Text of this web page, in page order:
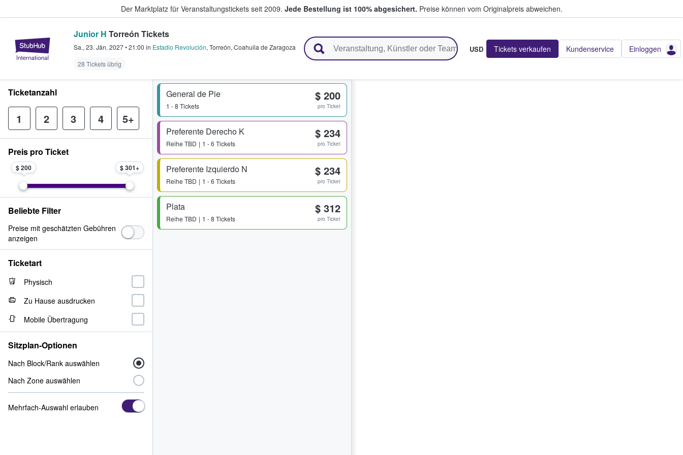
Der Marktplatz für Veranstaltungstickets seit 2009. Jede Bestellung ist 100% abgesichert. Preise können vom Originalpreis abweichen.
StubHub - Wo Fans Tickets kaufen & verkaufen
Junior H Torreón Tickets
Sa., 23. Jän. 2027•21:00 in Estadio Revolución, Torreón, Coahuila de Zaragoza
28 Tickets übrig
USD Tickets verkaufen Kundenservice Einloggen
General de Pie
1 - 8 Tickets
$ 200
pro Ticket
Preferente Derecho K
Reihe TBD 1 - 6 Tickets
$ 234
pro Ticket
Preferente Izquierdo N
Reihe TBD 1 - 6 Tickets
$ 234
pro Ticket
Plata
Reihe TBD 1 - 8 Tickets
$ 312
pro Ticket
Ticketanzahl
1 2 3 4 5+
Preis pro Ticket
$ 200 $ 301
Beliebte Filter
Preise mit geschätzten Gebühren
anzeigen
Ticketart
Physisch
Zu Hause ausdrucken
Mobile Übertragung
Sitzplan-Optionen
Nach Block/Rank auswählen
Nach Zone auswählen
Mehrfach-Auswahl erlauben